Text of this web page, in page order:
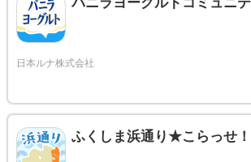
ふくしま浜通り★こらっせ